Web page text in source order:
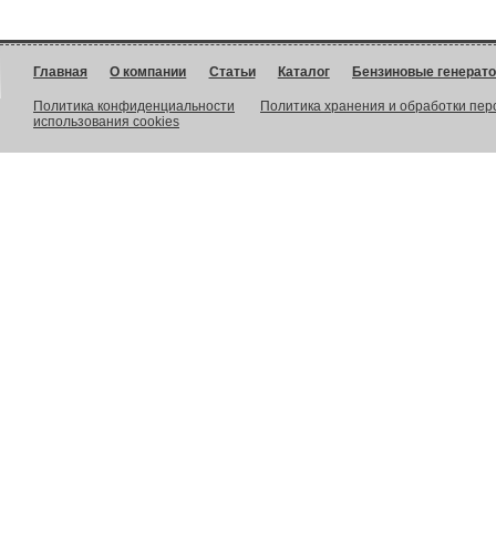
Главная О компании Статьи Каталог Бензиновые
Политика конфиденциальности
Политика хранения и обработки
использования cookies